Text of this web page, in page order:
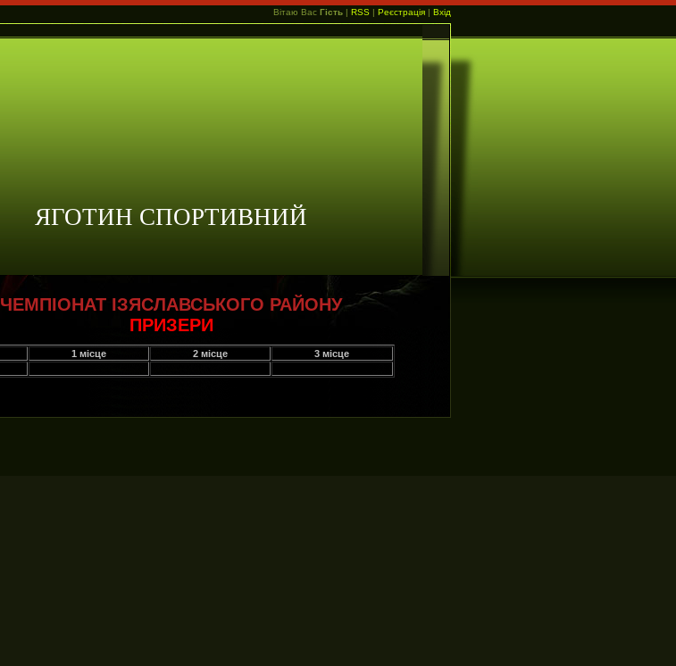
Вітаю Вас Гість | RSS | Реєстрація | Вхід
ЯГОТИН СПОРТИВНИЙ
ЧЕМПІОНАТ ІЗЯСЛАВСЬКОГО РАЙОНУ
ПРИЗЕРИ
1 місце 2 місце
3 місце